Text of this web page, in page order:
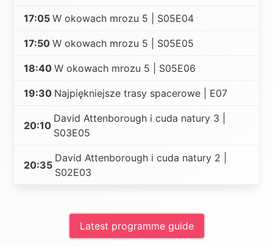
17:05 W okowach mrozu 5 | S05E04
17:50 W okowach mrozu 5 | S05E05
18:40 W okowach mrozu 5 | S05E06
19:30 Najpiękniejsze trasy spacerowe | E07
20:10
David Attenborough i cuda natury 3 |
S03E05
20:35
David Attenborough i cuda natury 2 |
S02E03
Latest programme guide